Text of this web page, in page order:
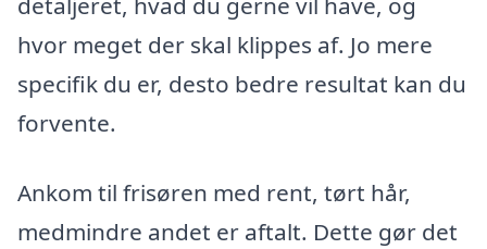
hvor meget der skal klippes af. Jo mere
specifik du er, desto bedre resultat kan du
forvente.
Ankom til frisøren med rent, tørt hår,
medmindre andet er aftalt. Dette gør det